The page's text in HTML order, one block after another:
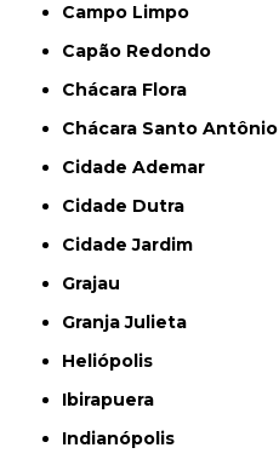
Campo Limpo
Capão Redondo
Chácara Flora
Chácara Santo Antônio
Cidade Ademar
Cidade Dutra
Cidade Jardim
Grajau
Granja Julieta
Heliópolis
Ibirapuera
Indianópolis